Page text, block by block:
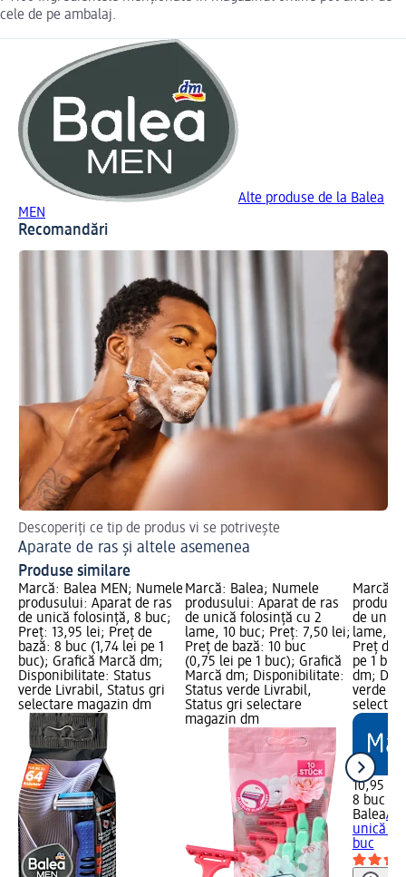
cele de pe ambalaj.
Alte produse de la Balea
MEN
Recomandări
Descoperiți ce tip de produs vi se potrivește
Aparate de ras și altele asemenea
Produse similare
Marcă: Balea MEN; Numele
produsului: Aparat de ras
de unică folosință, 8 buc;
Preț: 13,95 lei; Preț de
bază: 8 buc (1,74 lei pe 1
buc); Grafică Marcă dm;
Disponibilitate: Status
verde Livrabil, Status gri
selectare magazin dm
Marcă: Balea; Numele
produsului: Aparat de ras
de unică folosință cu 2
lame, 10 buc; Preț: 7,50 lei;
Preț de bază: 10 buc
(0,75 lei pe 1 buc); Grafică
Marcă dm; Disponibilitate:
Status verde Livrabil,
Status gri selectare
magazin dm
Marcă:
de
lame, 8
Preț de
pe 1
dm;
verde
10,95 lei
8 buc
Balea
unică
buc